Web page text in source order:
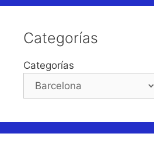
Categorías
Categorías